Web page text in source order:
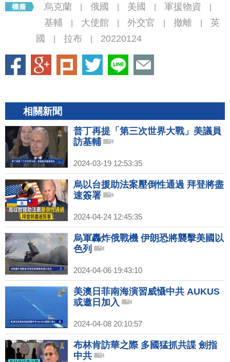
烏克蘭 俄國 美國 軍援物資
基輔 大使館 外交官 撤離
英
國
拉布 20220124
相關新聞
普丁再提「第三次世界大戰」美議員
訪基輔
2024-03-19 12:53:35
烏以台援助法案壓倒性通過 拜登將盡
速簽署
2024-04-24 12:45:35
烏軍轟炸俄戰機 伊朗恐將襲擊美國以
色列
2024-04-06 19:43:10
美澳日菲南海演習威懾中共 AUKUS
或邀日加入
2024-04-08 20:10:57
布林肯訪華之際 多國猛抓共諜 劍指
中共